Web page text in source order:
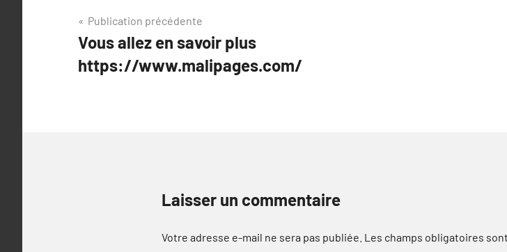
Navigation
de
l’article
Publication précédente
Vous allez en savoir plus
https://www.malipages.com/
Laisser un commentaire
Votre adresse e-mail ne sera pas publiée. Les champs obligatoires